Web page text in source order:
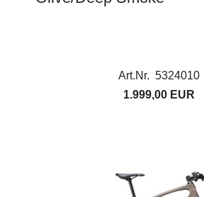
Art.Nr. 5324010
1.999,00 EUR